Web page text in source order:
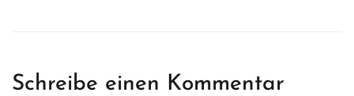
Schreibe einen Kommentar